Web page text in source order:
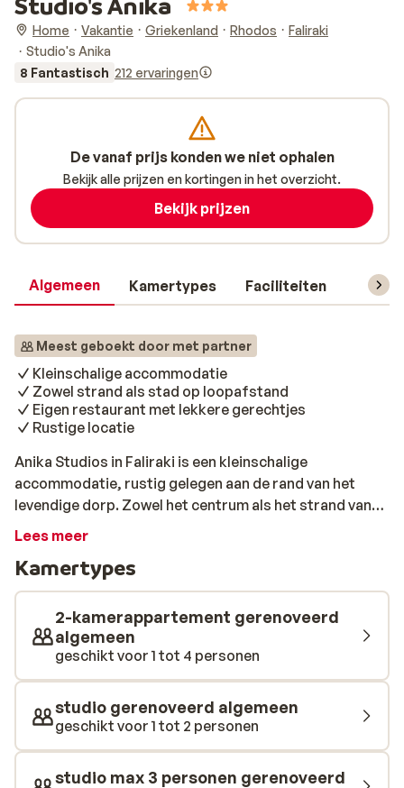
Home Vakantie Griekenland Rhodos
Faliraki
Studio's Anika
8 Fantastisch 212 ervaringen
Algemeen Kamertypes Faciliteiten
Meest geboekt door met partner
Kleinschalige accommodatie
Zowel strand als stad op loopafstand
Eigen restaurant met lekkere gerechtjes
Rustige locatie
Anika Studios in Faliraki is een kleinschalige
accommodatie, rustig gelegen aan de rand van het
levendige dorp. Zowel het centrum als het strand van
Faliraki liggen op ongeveer 15 minuten lopen, ideaal
verblijft in studio’s of appartementen die eenvoudig en
praktisch zijn ingericht, elk met een eigen kitchenette.
Elke studio of appartement heeft een balkon of terras,
perfect om ’s ochtends te genieten van een kop koffie.
Het gebouw is traditioneel gebouwd en omgeven door
groen, wat zorgt voor een ontspannen sfeer. Bij het
zwembad kun je heerlijk relaxen op een van de leuke
'ligkussens', met een drankje van de poolbar binnen
handbereik. Ook is er een klein restaurant aanwezig
Lees meer
Kamertypes
2-kamerappartement gerenoveerd
algemeen
geschikt voor 1 tot 4 personen
studio gerenoveerd algemeen
geschikt voor 1 tot 2 personen
studio max 3 personen gerenoveerd
De vanaf prijs konden we niet ophalen
Bekijk alle prijzen en kortingen in het overzicht.
Bekijk prijzen